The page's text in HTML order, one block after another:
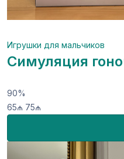
Игрушки для мальчиков
Симуляция
90%
65₼ 75₼